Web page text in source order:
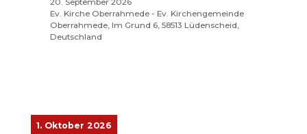
20. September 2026
Ev. Kirche Oberrahmede - Ev. Kirchengemeinde
Oberrahmede, Im Grund 6, 58513 Lüdenscheid,
Deutschland
1. Oktober 2026